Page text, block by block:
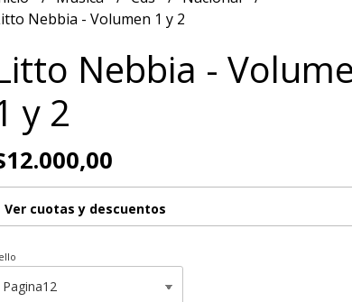
Nebbia - Volumen 1 y 2
Nebbia -
y 2
Ver cuotas y descuentos